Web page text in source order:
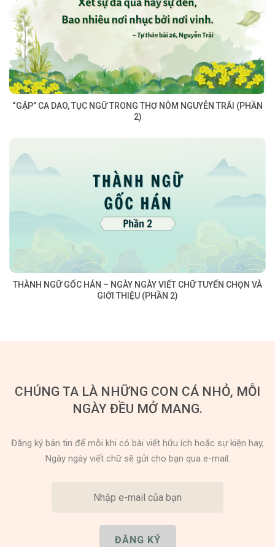
“GẶP” CA DAO, TỤC NGỮ TRONG THƠ NÔM NGUYỄN TRÃI (PHẦN
2)
THÀNH NGỮ GỐC HÁN – NGÀY NGÀY VIẾT CHỮ TUYỂN CHỌN VÀ
GIỚI THIỆU (PHẦN 2)
CHÚNG TA LÀ NHỮNG CON CÁ NHỎ, MỖI
NGÀY ĐỀU MỞ MANG.
Đăng ký bản tin để mỗi khi có bài viết hữu ích hoặc sự kiện hay,
Ngày ngày viết chữ sẽ gửi cho bạn qua e-mail.